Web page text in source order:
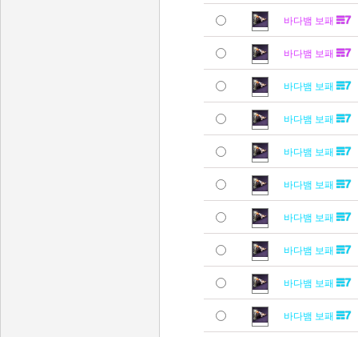
바다뱀 보패
바다뱀 보패
바다뱀 보패
바다뱀 보패
바다뱀 보패
바다뱀 보패
바다뱀 보패
바다뱀 보패
바다뱀 보패
바다뱀 보패